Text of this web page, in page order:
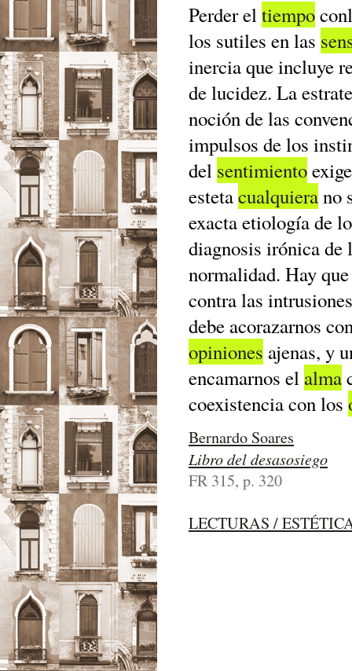
Perder eltiempo
los sutiles en las
inercia que incluye
de lucidez. La
noción de las
impulsos de los
del sentimiento
estetacualquierano
exacta etiología de
diagnosis irónica de
normalidad. Hay
contra las
debe acorazarnos
opiniones ajenas, y
encamarnos el alma
coexistencia con los
Bernardo Soares
Libro del desasosiego
FR 315, p. 320
LECTURAS /